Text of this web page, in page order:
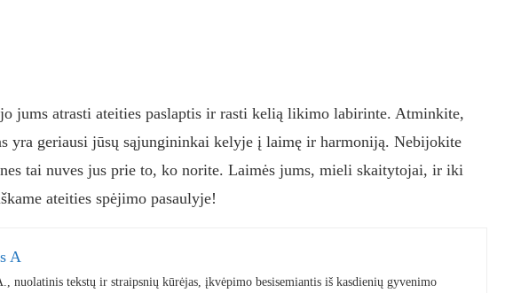
jums atrasti ateities paslaptis ir rasti kelią likimo labirinte. Atminkite,
yra geriausi jūsų sąjungininkai kelyje į laimę ir harmoniją. Nebijokite
tai nuves jus prie to, ko norite. Laimės jums, mieli skaitytojai, ir iki
ateities spėjimo pasaulyje!
A
nuolatinis tekstų ir straipsnių kūrėjas, įkvėpimo besisemiantis iš kasdienių gyvenimo